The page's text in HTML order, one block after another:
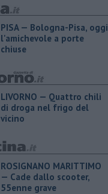
PISA — Bologna-Pisa, oggi
l'amichevole a porte
chiuse
LIVORNO — Quattro chili
di droga nel frigo del
vicino
ROSIGNANO MARITTIMO
— Cade dallo scooter,
55enne grave